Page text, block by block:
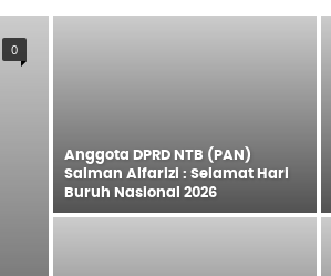
0
Anggota DPRD NTB (PAN)
Salman Alfarizi : Selamat Hari
Buruh Nasional 2026